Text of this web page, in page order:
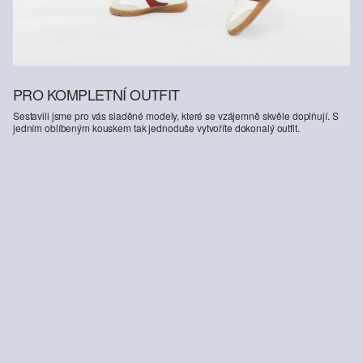
PRO KOMPLETNÍ OUTFIT
Sestavili jsme pro vás sladěné modely, které se vzájemně skvěle doplňují. S
jedním oblíbeným kouskem tak jednoduše vytvoříte dokonalý outfit.